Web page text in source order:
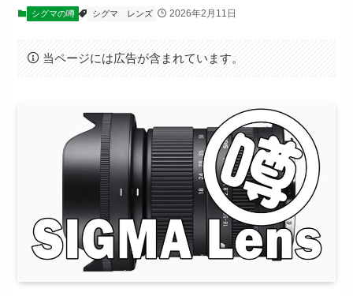
シグマの噂 シグマ レンズ 2026年2月11日
当ページには広告が含まれています。